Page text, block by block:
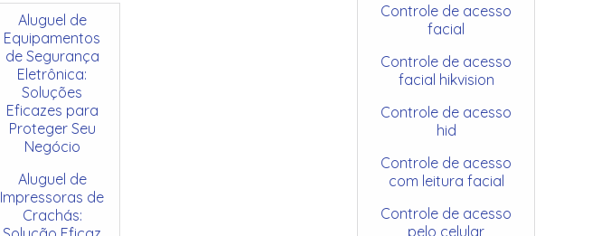
Aluguel de
Equipamentos
de Segurança
Eletrônica:
Soluções
Eficazes para
Proteger Seu
Negócio
Aluguel de
Impressoras de
Crachás:
Controle de acesso
facial
Controle de acesso
facial hikvision
Controle de acesso
hid
Controle de acesso
com leitura facial
Controle de acesso
pelo celular